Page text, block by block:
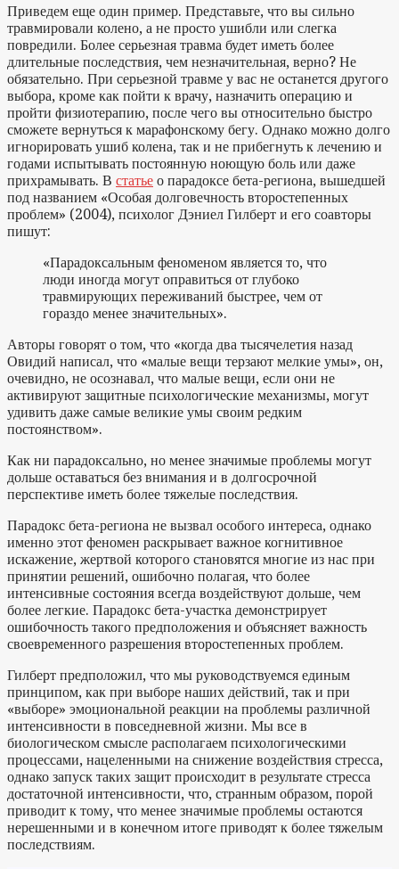
Приведем еще один пример. Представьте, что вы сильно
травмировали колено, а не просто ушибли или слегка
повредили. Более серьезная травма будет иметь более
длительные последствия, чем незначительная, верно? Не
обязательно. При серьезной травме у вас не останется другого
выбора, кроме как пойти к врачу, назначить операцию и
пройти физиотерапию, после чего вы относительно быстро
сможете вернуться к марафонскому бегу. Однако можно долго
игнорировать ушиб колена, так и не прибегнуть к лечению и
годами испытывать постоянную ноющую боль или даже
прихрамывать. В статье о парадоксе бета-региона, вышедшей
под названием «Особая долговечность второстепенных
проблем» (2004), психолог Дэниел Гилберт и его соавторы
пишут:
«Парадоксальным феноменом является то, что
люди иногда могут оправиться от глубоко
травмирующих переживаний быстрее, чем от
гораздо менее значительных».
Авторы говорят о том, что «когда два тысячелетия назад
Овидий написал, что «малые вещи терзают мелкие умы», он,
очевидно, не осознавал, что малые вещи, если они не
активируют защитные психологические механизмы, могут
удивить даже самые великие умы своим редким
постоянством».
Как ни парадоксально, но менее значимые проблемы могут
дольше оставаться без внимания и в долгосрочной
перспективе иметь более тяжелые последствия.
Парадокс бета-региона не вызвал особого интереса, однако
именно этот феномен раскрывает важное когнитивное
искажение, жертвой которого становятся многие из нас при
принятии решений, ошибочно полагая, что более
интенсивные состояния всегда воздействуют дольше, чем
более легкие. Парадокс бета-участка демонстрирует
ошибочность такого предположения и объясняет важность
своевременного разрешения второстепенных проблем.
Гилберт предположил, что мы руководствуемся единым
принципом, как при выборе наших действий, так и при
«выборе» эмоциональной реакции на проблемы различной
интенсивности в повседневной жизни. Мы все в
биологическом смысле располагаем психологическими
процессами, нацеленными на снижение воздействия стресса,
однако запуск таких защит происходит в результате стресса
достаточной интенсивности, что, странным образом, порой
приводит к тому, что менее значимые проблемы остаются
нерешенными и в конечном итоге приводят к более тяжелым
последствиям.